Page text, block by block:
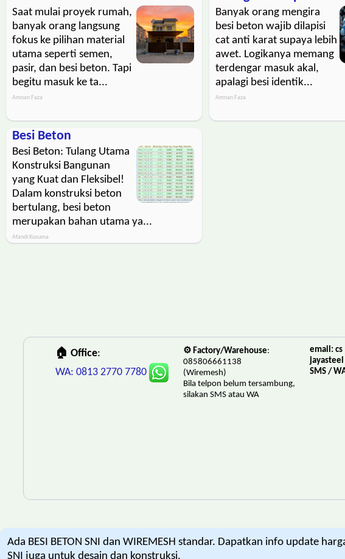
Saat mulai proyek rumah,
banyak orang langsung
fokus ke pilihan material
utama seperti semen,
pasir, dan besi beton. Tapi
begitu masuk ke ta...
Amnan Faza
Banyak orang mengira
besi beton wajib dilapisi
cat anti karat supaya lebih
awet. Logikanya memang
terdengar masuk akal,
apalagi besi identik...
Amnan Faza
Besi Beton
Besi Beton: Tulang Utama
Konstruksi Bangunan
yang Kuat dan Fleksibel!
Dalam konstruksi beton
bertulang, besi beton
merupakan bahan utama ya...
Afandi Kusuma
🏠 Office:
WA: 0813 2770 7780
⚙️ Factory/Warehouse:
085806661138
(Wiremesh)
Bila telpon belum tersambung,
silakan SMS atau WA
email: cs
SMS /
Ada BESI BETON SNI dan WIREMESH standar. Dapatkan info update
SNI juga untuk desain dan konstruksi.